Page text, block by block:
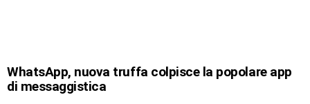
WhatsApp, nuova truffa colpisce la popolare app
di messaggistica